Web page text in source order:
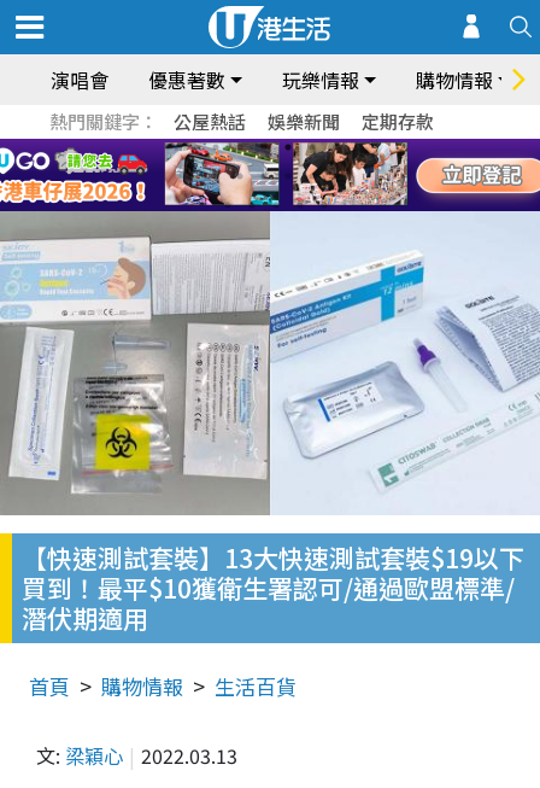
演唱會 優惠著數 玩樂情報 購物情報
熱門關鍵字： 公屋熱話 娛樂新聞 定期存款
【快速測試套裝】13大快速測試套裝$19以下
買到！最平$10獲衛生署認可/通過歐盟標準/
潛伏期適用
首頁 購物情報 生活百貨
文: 梁穎心 2022.03.13